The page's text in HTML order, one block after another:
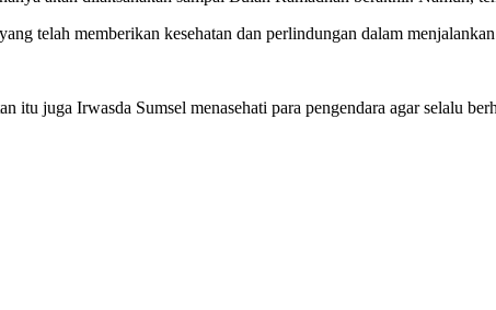
telah memberikan kesehatan dan perlindungan dalam
itu juga Irwasda Sumsel menasehati para pengendara agar selalu